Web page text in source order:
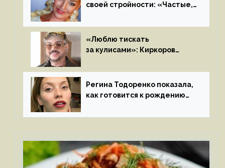
своей стройности: «Частые,
«Люблю тискать
за кулисами»: Киркоров
к молодой особе
Регина Тодоренко показала,
как готовится к рождению